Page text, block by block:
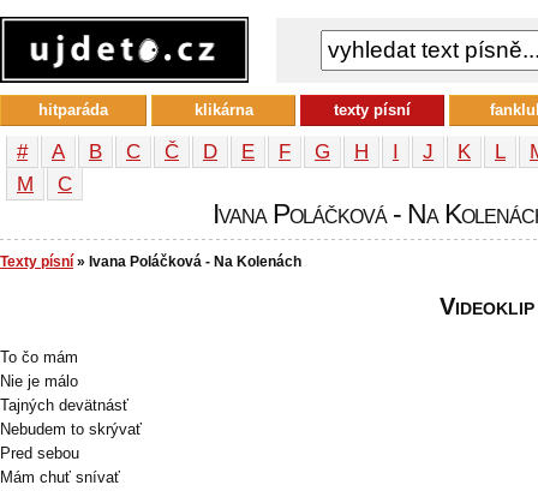
# A B C Č D E F G H I J K L
М
С
Ivana Poláčková - Na
Texty písní » Ivana Poláčková - Na Kolenách
To čo mám
Nie je málo
Tajných devätnásť
Nebudem to skrývať
Pred sebou
Mám chuť snívať
Videoklip
hitparáda klikárna texty písní